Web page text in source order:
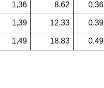
1,36 8,62 0,36
1,39 12,33 0,39
1,49 18,83 0,49